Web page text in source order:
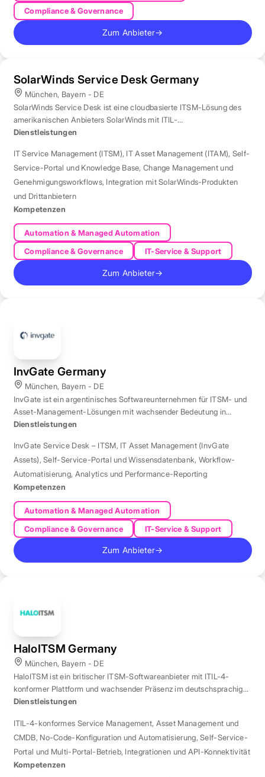
Compliance & Governance
Zum Anbieter→
SolarWinds Service Desk Germany
München, Bayern - DE
SolarWinds Service Desk ist eine cloudbasierte ITSM-Lösung des
amerikanischen Anbieters SolarWinds mit ITIL-
Prozessunterstützung.
Dienstleistungen
IT Service Management (ITSM), IT Asset Management (ITAM), Self-
Service-Portal und Knowledge Base, Change Management und
Genehmigungsworkflows, Integration mit SolarWinds-Produkten
und Drittanbietern
Kompetenzen
Automation & Managed Automation
Compliance & Governance
IT-Service & Support
Zum Anbieter→
InvGate Germany
München, Bayern - DE
InvGate ist ein argentinisches Softwareunternehmen für ITSM- und
Asset-Management-Lösungen mit wachsender Bedeutung in
Europa.
Dienstleistungen
InvGate Service Desk – ITSM, IT Asset Management (InvGate
Assets),Self-Service-Portal und Wissensdatenbank, Workflow-
Automatisierung, Analytics und Performance-Reporting
Kompetenzen
Automation & Managed Automation
Compliance & Governance
IT-Service & Support
Zum Anbieter→
HaloITSM Germany
München, Bayern - DE
HaloITSM ist ein britischer ITSM-Softwareanbieter mit ITIL-4-
konformer Plattform und wachsender Präsenz im deutschsprachigen
Markt.
Dienstleistungen
ITIL-4-konformes Service Management, Asset Management und
CMDB, No-Code-Konfiguration und Automatisierung,Self-Service-
Portal und Multi-Portal-Betrieb, Integrationen und API-Konnektivität
Kompetenzen